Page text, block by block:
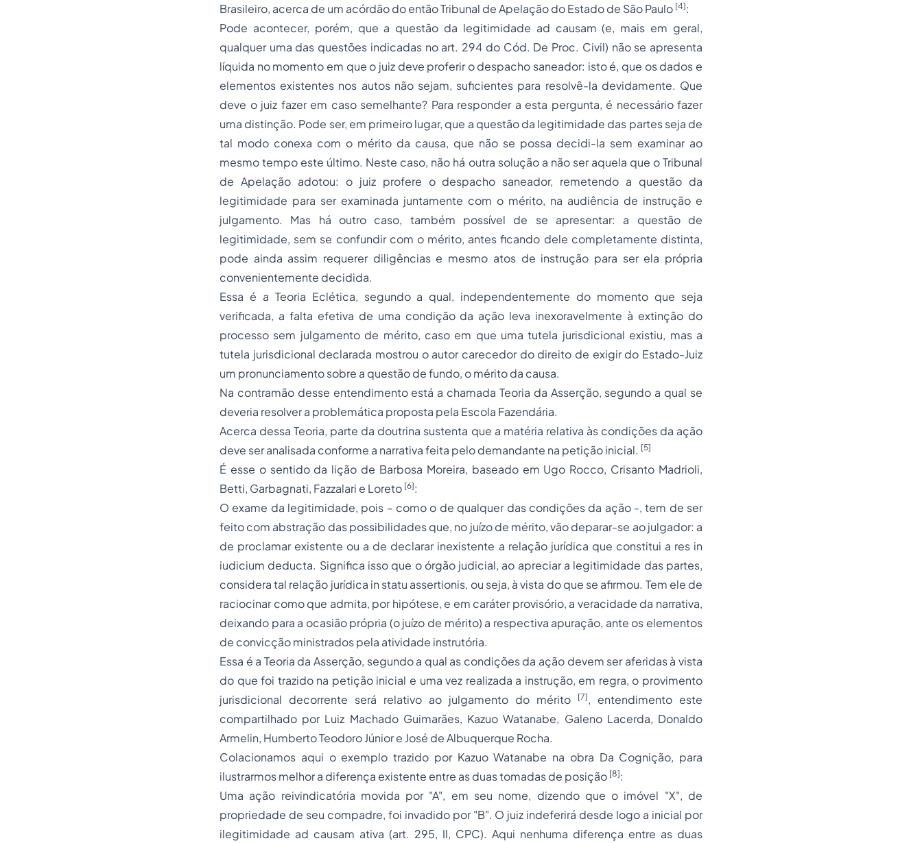
Brasileiro, acerca de um acórdão do então Tribunal de Apelação do Estado de São Paulo [4]:
Pode acontecer, porém, que a questão da legitimidade ad causam (e, mais em geral,
qualquer uma das questões indicadas no art. 294 do Cód. De Proc. Civil) não se apresenta
líquida no momento em que o juiz deve proferir o despacho saneador: isto é, que os dados e
elementos existentes nos autos não sejam, suficientes para resolvê-la devidamente. Que
deve o juiz fazer em caso semelhante? Para responder a esta pergunta, é necessário fazer
uma distinção. Pode ser, em primeiro lugar, que a questão da legitimidade das partes seja de
tal modo conexa com o mérito da causa, que não se possa decidi-la sem examinar ao
mesmo tempo este último. Neste caso, não há outra solução a não ser aquela que o Tribunal
de Apelação adotou: o juiz profere o despacho saneador, remetendo a questão da
legitimidade para ser examinada juntamente com o mérito, na audiência de instrução e
julgamento. Mas há outro caso, também possível de se apresentar: a questão de
legitimidade, sem se confundir com o mérito, antes ficando dele completamente distinta,
pode ainda assim requerer diligências e mesmo atos de instrução para ser ela própria
convenientemente decidida.
Essa é a Teoria Eclética, segundo a qual, independentemente do momento que seja
verificada, a falta efetiva de uma condição da ação leva inexoravelmente à extinção do
processo sem julgamento de mérito, caso em que uma tutela jurisdicional existiu, mas a
tutela jurisdicional declarada mostrou o autor carecedor do direito de exigir do Estado-Juiz
um pronunciamento sobre a questão de fundo, o mérito da causa.
Na contramão desse entendimento está a chamada Teoria da Asserção, segundo a qual se
deveria resolver a problemática proposta pela Escola Fazendária.
Acerca dessa Teoria, parte da doutrina sustenta que a matéria relativa às condições da ação
deve ser analisada conforme a narrativa feita pelo demandante na petição inicial. [5]
É esse o sentido da lição de Barbosa Moreira, baseado em Ugo Rocco, Crisanto Madrioli,
Betti, Garbagnati, Fazzalari e Loreto [6]:
O exame da legitimidade, pois – como o de qualquer das condições da ação -, tem de ser
feito com abstração das possibilidades que, no juízo de mérito, vão deparar-se ao julgador: a
de proclamar existente ou a de declarar inexistente a relação jurídica que constitui a res in
iudicium deducta. Significa isso que o órgão judicial, ao apreciar a legitimidade das partes,
considera tal relação jurídica in statu assertionis, ou seja, à vista do que se afirmou. Tem ele de
raciocinar como que admita, por hipótese, e em caráter provisório, a veracidade da narrativa,
deixando para a ocasião própria (o juízo de mérito) a respectiva apuração, ante os elementos
de convicção ministrados pela atividade instrutória.
Essa é a Teoria da Asserção, segundo a qual as condições da ação devem ser aferidas à vista
do que foi trazido na petição inicial e uma vez realizada a instrução, em regra, o provimento
jurisdicional decorrente será relativo ao julgamento do mérito
[7], entendimento este
compartilhado por Luiz Machado Guimarães, Kazuo Watanabe, Galeno Lacerda, Donaldo
Armelin, Humberto Teodoro Júnior e José de Albuquerque Rocha.
Colacionamos aqui o exemplo trazido por Kazuo Watanabe na obra Da Cognição, para
ilustrarmos melhor a diferença existente entre as duas tomadas de posição [8]:
Uma ação reivindicatória movida por "A", em seu nome, dizendo que o imóvel "X", de
propriedade de seu compadre, foi invadido por "B". O juiz indeferirá desde logo a inicial por
ilegitimidade ad causam ativa (art. 295, II, CPC). Aqui nenhuma diferença entre as duas